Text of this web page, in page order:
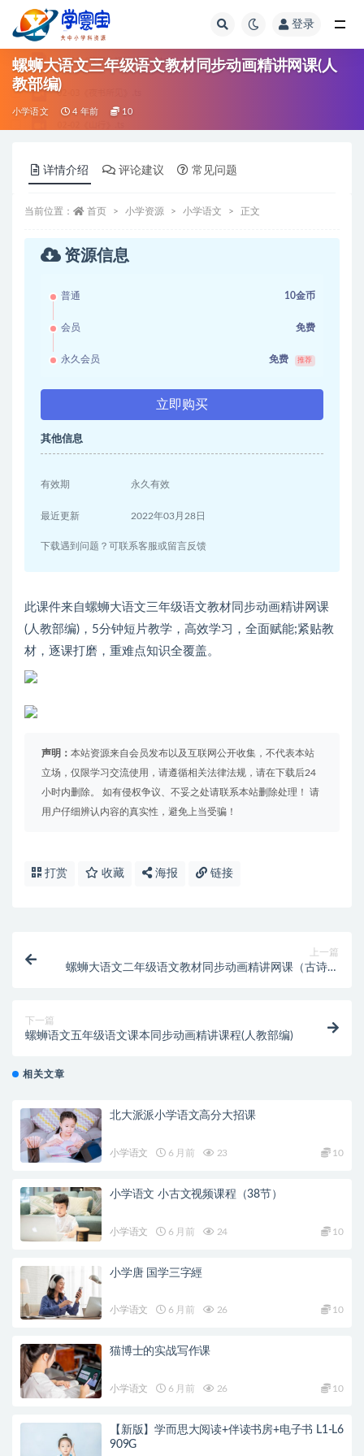
登录
螺蛳大语文三年级语文教材同步动画精讲网课(人
教部编)
小学语文 4 年前 10
详情介绍 评论建议 常见问题
当前位置： 首页 小学资源 小学语文 正文
资源信息
普通 10金币
会员 免费
永久会员 免费 推荐
立即购买
其他信息
有效期 永久有效
最近更新 2022年03月28日
下载遇到问题？可联系客服或留言反馈
此课件来自螺蛳大语文三年级语文教材同步动画精讲网课
(人教部编)，5分钟短片教学，高效学习，全面赋能;紧贴教
材，逐课打磨，重难点知识全覆盖。
声明： 本站资源来自会员发布以及互联网公开收集，不代表本站
立场，仅限学习交流使用，请遵循相关法律法规，请在下载后24
小时内删除。 如有侵权争议、不妥之处请联系本站删除处理！ 请
用户仔细辨认内容的真实性，避免上当受骗！
打赏 收藏 海报 链接
上一篇
螺蛳大语文二年级语文教材同步动画精讲网课（古诗文
下一篇
螺蛳语文五年级语文课本同步动画精讲课程(人教部编)
相关文章
北大派派小学语文高分大招课
小学语文 6 月前 23 10
小学语文 小古文视频课程（38节）
小学语文 6 月前 24 10
小学唐 国学三字經
小学语文 6 月前 26 10
猫博士的实战写作课
小学语文 6 月前 26 10
【新版】学而思大阅读+伴读书房+电子书 L1-L6
909G
全部